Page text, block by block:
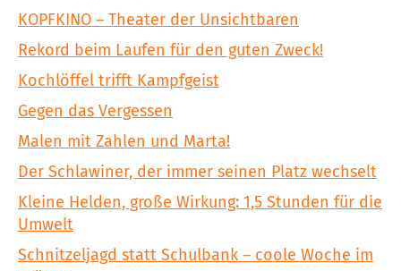
KOPFKINO – Theater der Unsichtbaren
Rekord beim Laufen für den guten Zweck!
Kochlöffel trifft Kampfgeist
Gegen das Vergessen
Malen mit Zahlen und Marta!
Der Schlawiner, der immer seinen Platz wechselt
Kleine Helden, große Wirkung: 1,5 Stunden für die
Umwelt
Schnitzeljagd statt Schulbank – coole Woche im